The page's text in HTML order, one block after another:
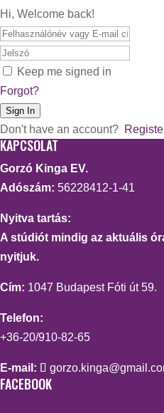
Hi, Welcome back!
Keep me signed in
Forgot?
Sign In
Don't have an account?
KAPCSOLAT
Gorzó Kinga EV.
Adószám: 56228412-1-41
Nyitva tartás:
A stúdiót mindig az aktuális
nyitjuk.
Cím: 1047 Budapest Fóti út 59.
Telefon:
+36-20/910-82-65
E-mail:
FACEBOOK